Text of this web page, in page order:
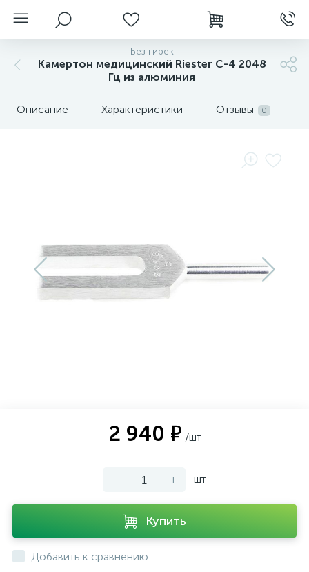
Без гирек
Камертон медицинский Riester С-4 2048
Гц из алюминия
Описание Характеристики Отзывы 0
2 940 ₽ /шт
- + шт
Купить
Добавить к сравнению